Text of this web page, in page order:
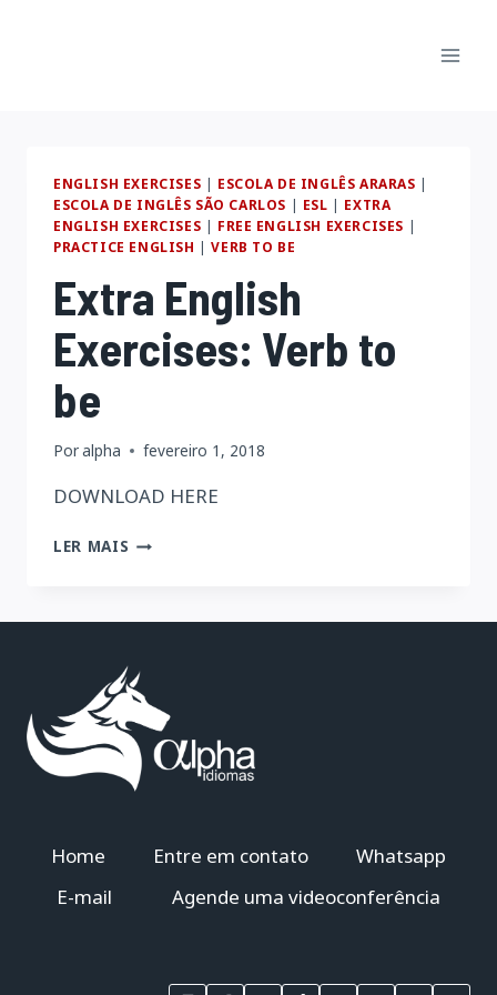
ENGLISH EXERCISES | ESCOLA DE INGLÊS ARARAS |
ESCOLA DE INGLÊS SÃO CARLOS | ESL | EXTRA
ENGLISH EXERCISES | FREE ENGLISH EXERCISES |
PRACTICE ENGLISH |VERB TO BE
Extra English
Exercises: Verb to
be
Poralpha fevereiro 1, 2018
DOWNLOAD HERE
LER MAIS EXTRA
Home Entre em contato
Whatsapp
E-mail
Agende uma videoconferência